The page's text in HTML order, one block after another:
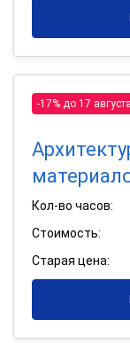
-17% до 17 августа
Кол-во часов:
Стоимость:
Старая цена: